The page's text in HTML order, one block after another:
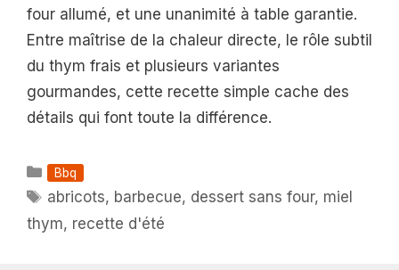
four allumé, et une unanimité à table garantie.
Entre maîtrise de la chaleur directe, le rôle subtil
du thym frais et plusieurs variantes
gourmandes, cette recette simple cache des
détails qui font toute la différence.
Catégories
Bbq
Étiquettes
abricots, barbecue, dessert sans four, miel
thym, recette d'été